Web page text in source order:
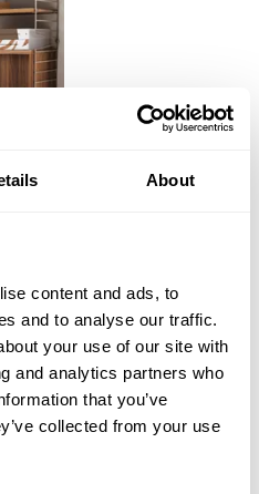
About
content and ads, to
and to analyse our traffic.
your use of our site with
and analytics partners who
that you’ve
collected from your use